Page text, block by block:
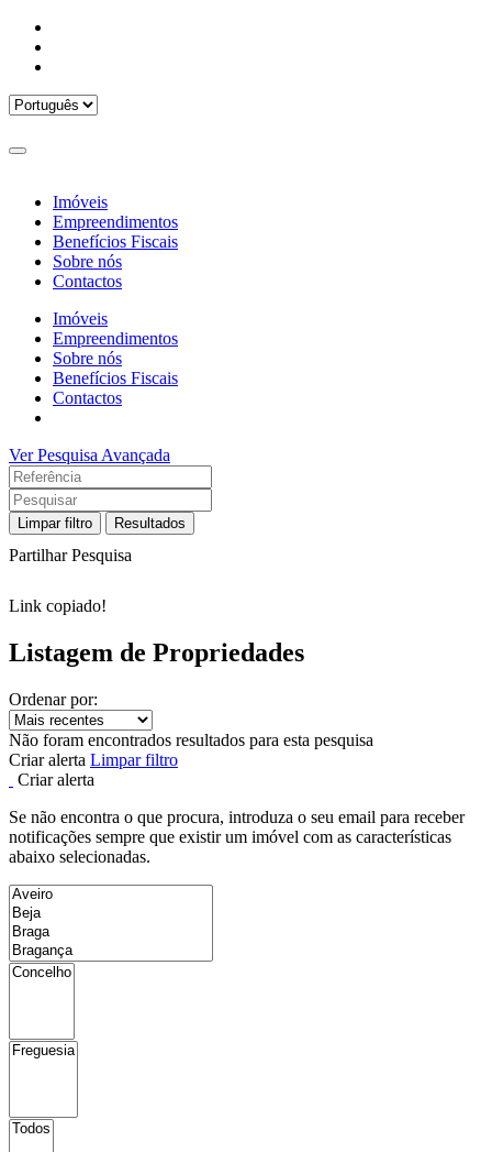
Imóveis
Empreendimentos
Benefícios Fiscais
Sobre nós
Contactos
Imóveis
Empreendimentos
Sobre nós
Benefícios Fiscais
Contactos
Ver Pesquisa Avançada
Limpar filtro Resultados
Partilhar Pesquisa
Link copiado!
Listagem de Propriedades
Ordenar por:
Não foram encontrados resultados para esta pesquisa
Criar alerta Limpar filtro
Criar alerta
Se não encontra o que procura, introduza o seu email para receber
notificações sempre que existir um imóvel com as características
abaixo selecionadas.